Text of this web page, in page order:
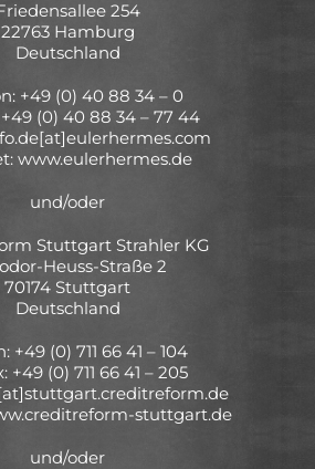
254
22763 Hamburg
Deutschland
+49 (0) 40 88 34 – 0
(0) 40 88 34 – 77 44
www.eulerhermes.de
und/oder
Stuttgart Strahler KG
Heuss-Straße 2
70174 Stuttgart
Deutschland
+49 (0) 711 66 41 – 104
+49 (0) 711 66 41 – 205
stuttgart.de
und/oder